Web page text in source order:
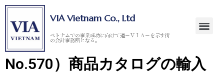
VIA Vietnam Co., Ltd
ベトナムでの事業成功に向けて道－ＶＩＡ－を示す街
の会計事務所となる。
No.570）商品カタログの輸入